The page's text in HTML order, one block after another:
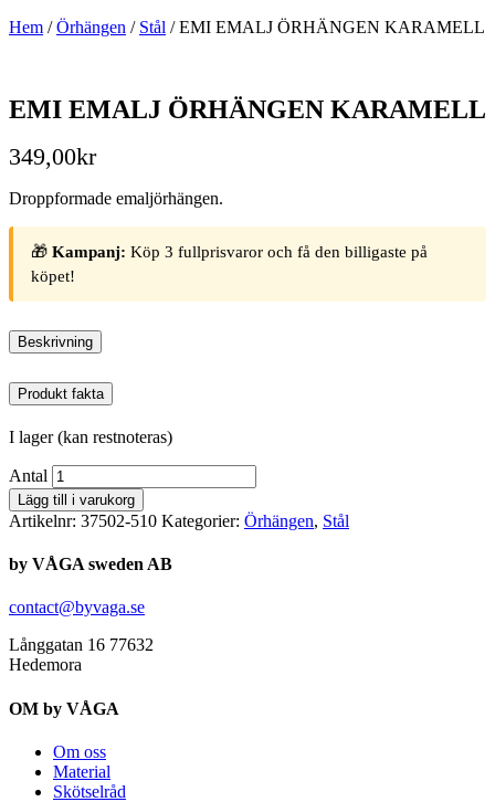
Hem /Örhängen / Stål / EMI EMALJ ÖRHÄNGEN KARAMELL
EMI EMALJ ÖRHÄNGEN KARAMELL
349,00kr
Droppformade emaljörhängen.
🎁 Kampanj: Köp 3 fullprisvaror och få den billigaste på
köpet!
Beskrivning
Produkt fakta
I lager (kan restnoteras)
Antal
Lägg till i varukorg
Artikelnr: 37502-510 Kategorier: Örhängen, Stål
by VÅGA sweden AB
contact@byvaga.se
Långgatan 16 77632
Hedemora
OM by VÅGA
Om oss
Material
Skötselråd